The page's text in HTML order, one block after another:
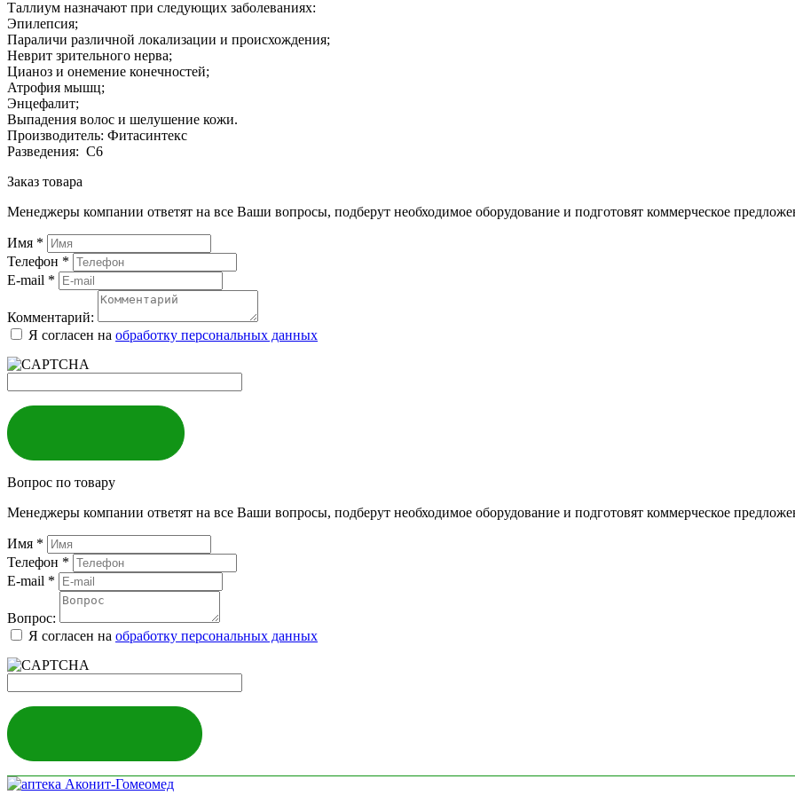
Таллиум назначают при следующих заболеваниях:
Эпилепсия;
Параличи различной локализации и происхождения;
Неврит зрительного нерва;
Цианоз и онемение конечностей;
Атрофия мышц;
Энцефалит;
Выпадения волос и шелушение кожи.
Производитель: Фитасинтекс
Разведения: С6
Заказ товара
Менеджеры компании ответят на все Ваши вопросы, подберут необходимое оборудование и подготовят коммерческое
Имя *
Телефон *
E-mail *
Комментарий:
Я согласен на обработку персональных данных
Вопрос по товару
Менеджеры компании ответят на все Ваши вопросы, подберут необходимое оборудование и подготовят коммерческое
Имя *
Телефон *
E-mail *
Вопрос:
Я согласен на обработку персональных данных